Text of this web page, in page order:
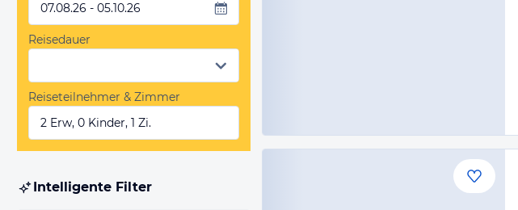
07.08.26 - 05.10.26
Reisedauer
Reiseteilnehmer & Zimmer
2 Erw, 0 Kinder, 1 Zi.
Intelligente Filter